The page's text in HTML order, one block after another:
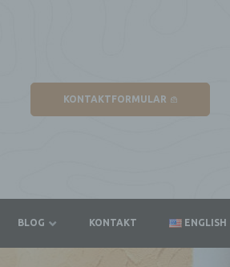
KONTAKTFORMULAR
BLOG KONTAKT ENGLISH